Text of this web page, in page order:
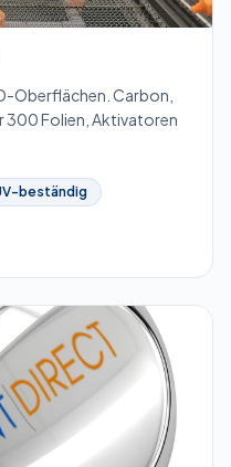
Oberflächen. Carbon,
300 Folien, Aktivatoren
beständig